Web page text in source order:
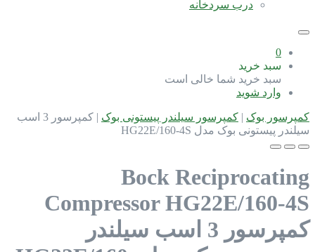
درب سردخانه
0
سبد خرید
سبد خرید شما خالی است
وارد شوید
کمپرسور بوک | کمپرسور سیلندر پیستونی بوک |
کمپرسور 3 اسب
سیلندر پیستونی بوک مدل HG22E/160-4S
Bock Reciprocating
Compressor HG22E/160-4S
کمپرسور 3 اسب سیلندر